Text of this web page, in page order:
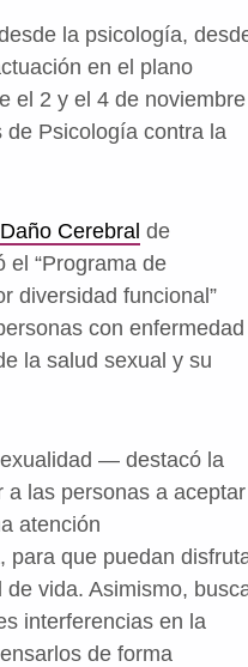
la psicología,
en el plano
el 2 y el 4 de noviembre
Psicología contra la
Cerebral de
el “Programa de
diversidad funcional”
con enfermedad
la salud sexual y su
— destacó la
a las personas a aceptar
atención
para que puedan
vida. Asimismo,
interferencias en la
de forma